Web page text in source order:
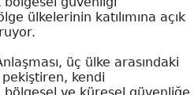
ülkelerinin katılımına açık
üç ülke arasındaki
pekiştiren, kendi